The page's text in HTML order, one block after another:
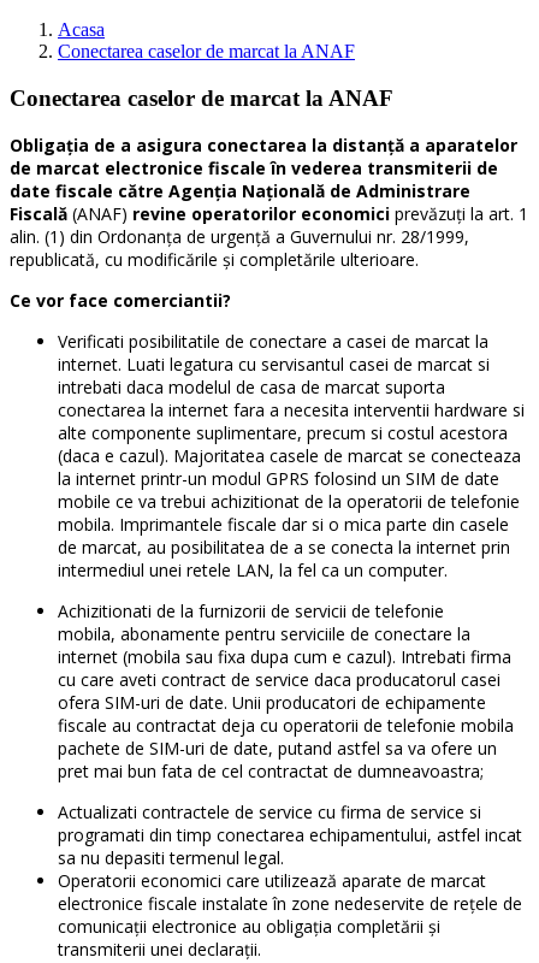
Acasa
Conectarea caselor de marcat la ANAF
Conectarea caselor de marcat la ANAF
Obligația de a asigura conectarea la distanță a aparatelor
de marcat electronice fiscale în vederea transmiterii de
date fiscale către Agenția Națională de Administrare
Fiscală (ANAF) revine operatorilor economici prevăzuți la art. 1
alin. (1) din Ordonanța de urgență a Guvernului nr. 28/1999,
republicată, cu modificările și completările ulterioare.
Ce vor face comerciantii?
Verificati posibilitatile de conectare a casei de marcat la
internet. Luati legatura cu servisantul casei de marcat si
intrebati daca modelul de casa de marcat suporta
conectarea la internet fara a necesita interventii hardware si
alte componente suplimentare, precum si costul acestora
(daca e cazul). Majoritatea casele de marcat se conecteaza
la internet printr-un modul GPRS folosind un SIM de date
mobile ce va trebui achizitionat de la operatorii de telefonie
mobila. Imprimantele fiscale dar si o mica parte din casele
de marcat, au posibilitatea de a se conecta la internet prin
intermediul unei retele LAN, la fel ca un computer.
Achizitionati de la furnizorii de servicii de telefonie
mobila, abonamente pentru serviciile de conectare la
internet (mobila sau fixa dupa cum e cazul). Intrebati firma
cu care aveti contract de service daca producatorul casei
ofera SIM-uri de date. Unii producatori de echipamente
fiscale au contractat deja cu operatorii de telefonie mobila
pachete de SIM-uri de date, putand astfel sa va ofere un
pret mai bun fata de cel contractat de dumneavoastra;
Actualizati contractele de service cu firma de service si
programati din timp conectarea echipamentului, astfel incat
sa nu depasiti termenul legal.
Operatorii economici care utilizează aparate de marcat
electronice fiscale instalate în zone nedeservite de rețele de
comunicații electronice au obligația completării și
transmiterii unei declarații.